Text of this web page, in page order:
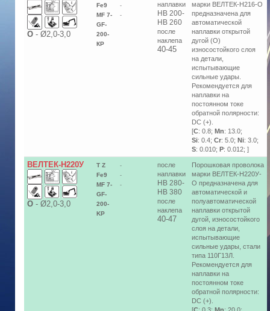
О - Ø2,0-3,0
Fe9
MF 7-
GF-
200-
КP
-
-
наплавки
HB 200-
HB 260
после
наклепа
40-45
марки ВЕЛТЕК-Н216-О
предназначена для
автоматической
наплавки открытой
дугой (О)
износостойкого слоя
на детали,
испытывающие
сильные удары.
Рекомендуется для
наплавки на
постоянном токе
обратной полярности:
DC (+).
[C: 0.8; Mn: 13.0;
Si: 0.4; Cr: 5.0; Ni: 3.0;
S: 0.010; P: 0.012; ]
ВЕЛТЕК-Н220У
О - Ø2,0-3,0
T Z
Fe9
MF 7-
GF-
200-
KP
-
-
-
после
наплавки
HB 280-
HB 380
после
наклепа
40-47
Порошковая проволока
марки ВЕЛТЕК-Н220У-
О предназначена для
автоматической и
полуавтоматической
наплавки открытой
дугой, износостойкого
слоя на детали,
испытывающие
сильные удары, стали
типа 110Г13Л.
Рекомендуется для
наплавки на
постоянном токе
обратной полярности:
DC (+).